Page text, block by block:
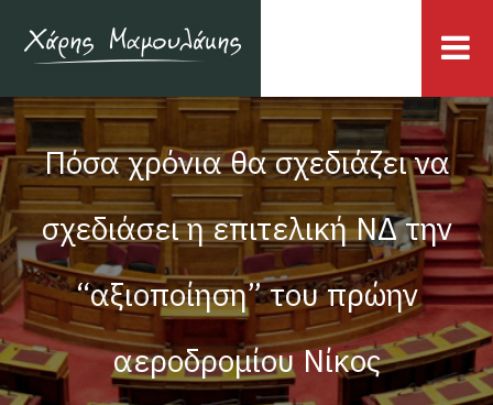
Πόσα χρόνια θα σχεδιάζει να
σχεδιάσει η επιτελική ΝΔ την
“αξιοποίηση” του πρώην
αεροδρομίου Νίκος